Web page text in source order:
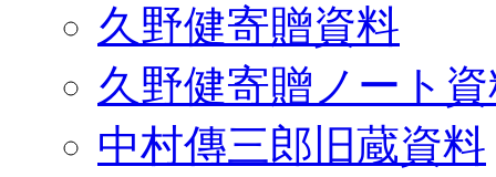
久野健寄贈資料
久野健寄贈ノート
中村傳三郎旧蔵資料